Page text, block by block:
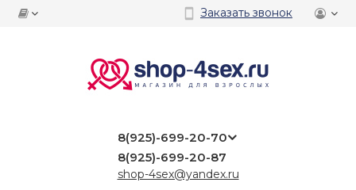
Заказать звонок
8(925)-699-20-70
8(925)-699-20-87
shop-4sex@yandex.ru